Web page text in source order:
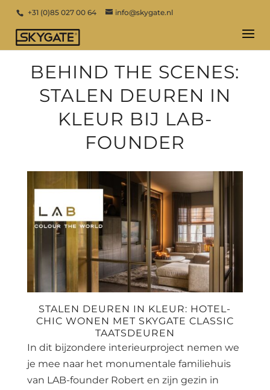
+31 (0)85 027 00 64 info@skygate.nl
BEHIND THE SCENES:
STALEN DEUREN IN
KLEUR BIJ LAB-
FOUNDER
STALEN DEUREN IN KLEUR: HOTEL-
CHIC WONEN MET SKYGATE CLASSIC
TAATSDEUREN
In dit bijzondere interieurproject nemen we
je mee naar het monumentale familiehuis
van LAB-founder Robert en zijn gezin in